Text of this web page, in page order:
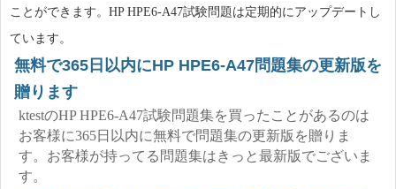
ことができます。HP HPE6-A47試験問題は定期的にアップデートし
ています。
無料で365日以内にHP HPE6-A47問題集の更新版を
贈ります
ktestのHP HPE6-A47試験問題集を買ったことがあるのは
お客様に365日以内に無料で問題集の更新版を贈りま
す。お客様が持ってる問題集はきっと最新版でございま
す。